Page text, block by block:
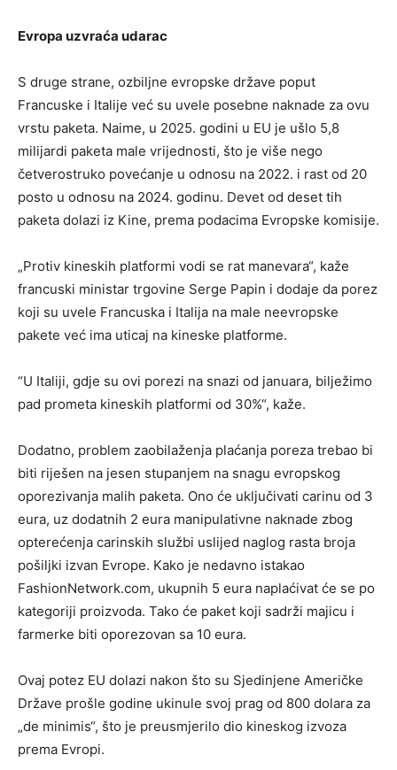
Evropa uzvraća udarac
S druge strane, ozbiljne evropske države poput
Francuske i Italije već su uvele posebne naknade za ovu
vrstu paketa. Naime, u 2025. godini u EU je ušlo 5,8
milijardi paketa male vrijednosti, što je više nego
četverostruko povećanje u odnosu na 2022. i rast od 20
posto u odnosu na 2024. godinu. Devet od deset tih
paketa dolazi iz Kine, prema podacima Evropske komisije.
„Protiv kineskih platformi vodi se rat manevara“, kaže
francuski ministar trgovine Serge Papin i dodaje da porez
koji su uvele Francuska i Italija na male neevropske
pakete već ima uticaj na kineske platforme.
“U Italiji, gdje su ovi porezi na snazi od januara, bilježimo
pad prometa kineskih platformi od 30%“, kaže.
Dodatno, problem zaobilaženja plaćanja poreza trebao bi
biti riješen na jesen stupanjem na snagu evropskog
oporezivanja malih paketa. Ono će uključivati carinu od 3
eura, uz dodatnih 2 eura manipulativne naknade zbog
opterećenja carinskih službi uslijed naglog rasta broja
pošiljki izvan Evrope. Kako je nedavno istakao
FashionNetwork.com, ukupnih 5 eura naplaćivat će se po
kategoriji proizvoda. Tako će paket koji sadrži majicu i
farmerke biti oporezovan sa 10 eura.
Ovaj potez EU dolazi nakon što su Sjedinjene Američke
Države prošle godine ukinule svoj prag od 800 dolara za
„de minimis“, što je preusmjerilo dio kineskog izvoza
prema Evropi.